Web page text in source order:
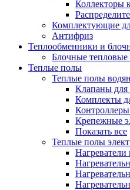
Коллекторы
Комплектующие
Антифриз
Теплообменники и
Блочные
Теплые полы
Теплые полы
Клапаны для
Комплекты
Крепежные
Показать все
Теплые полы
Нагреватели